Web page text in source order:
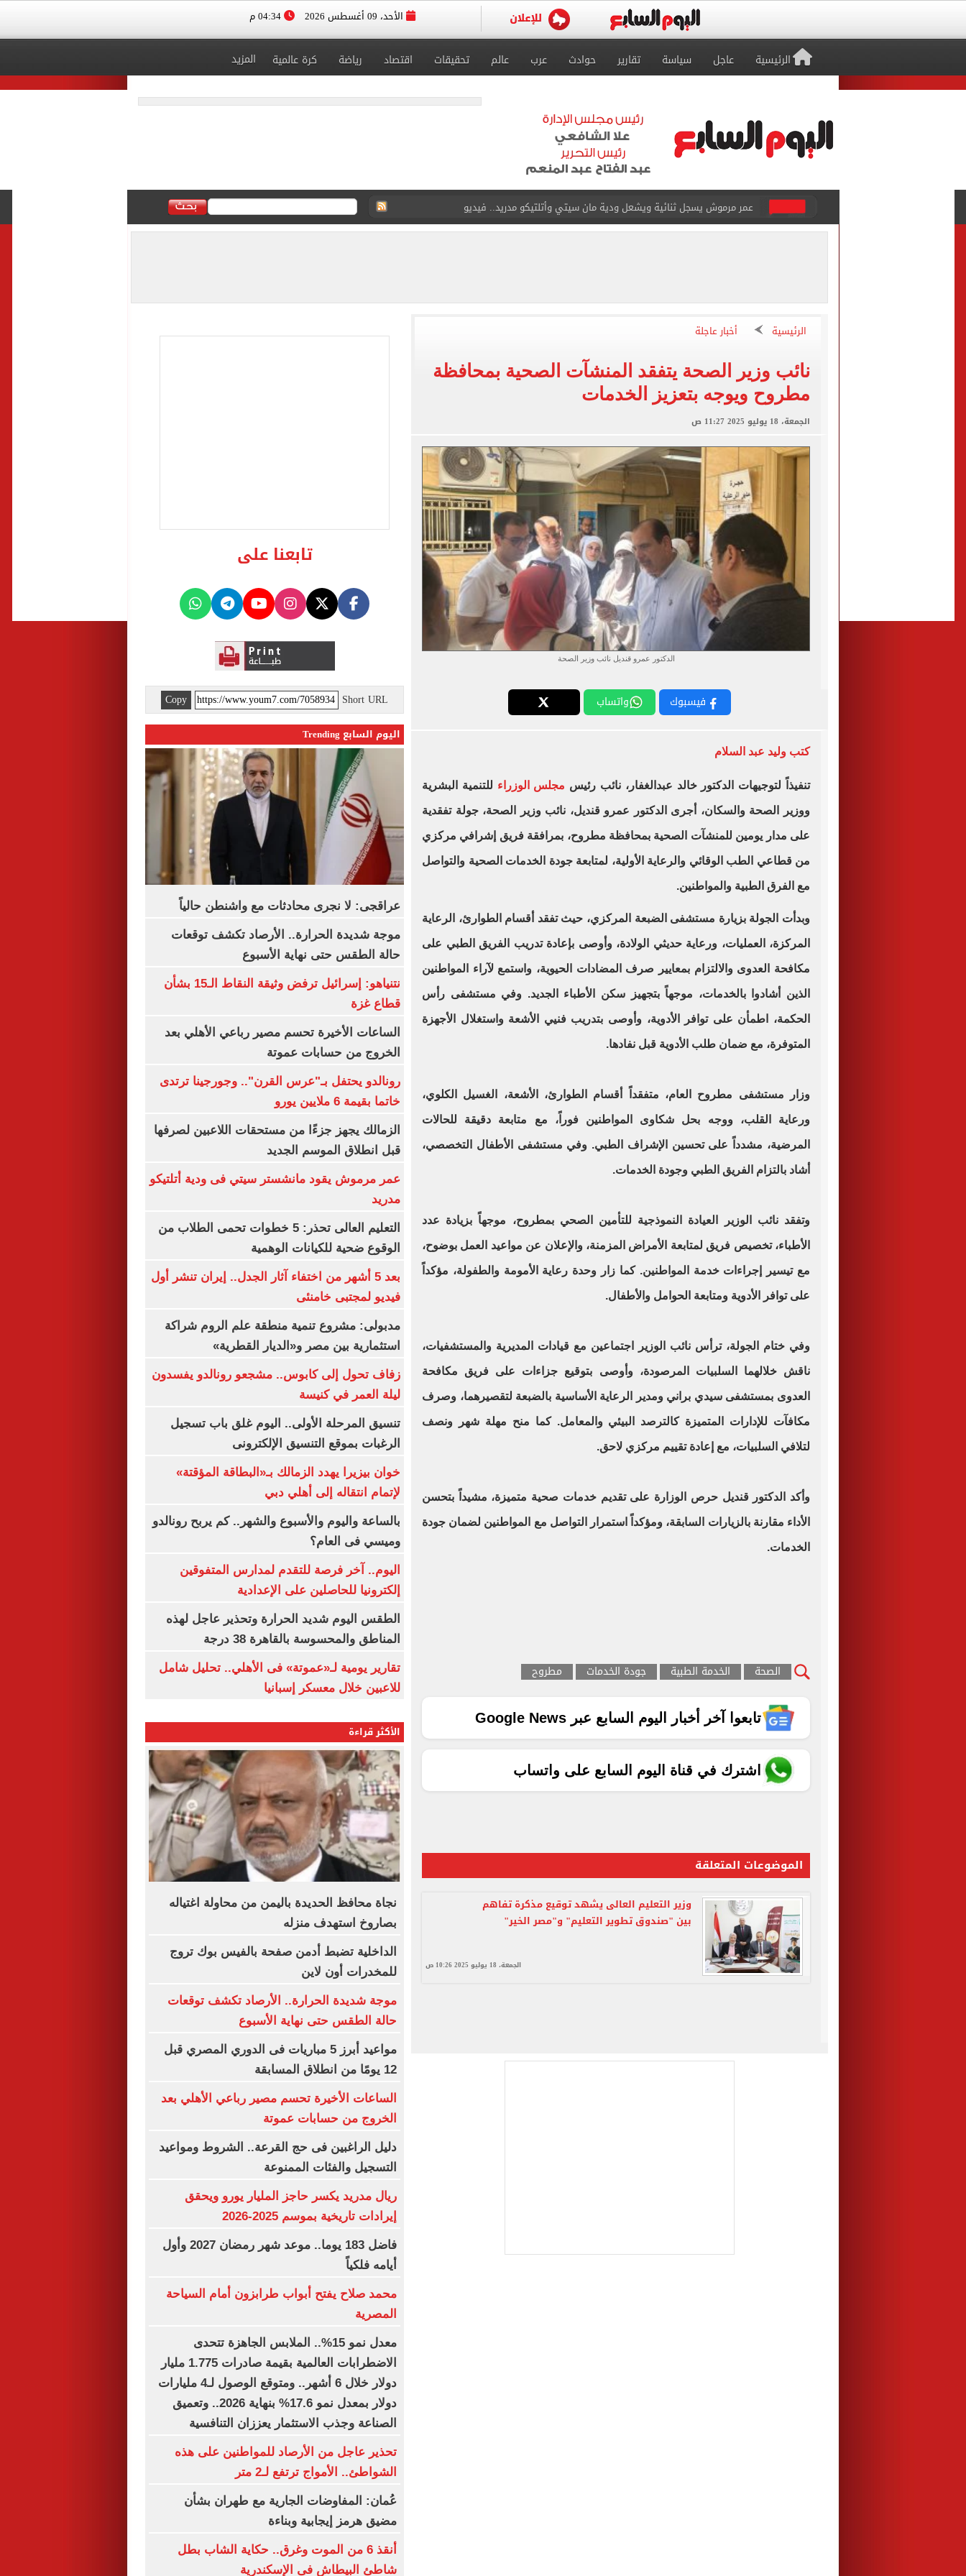
الأحد، 09 أغسطس 2026
الرئيسية عاجل سياسة تقارير حوادث عرب عالم تحقيقات اقتصاد رياضة كرة عالمية المزيد
موجة شديدة الحرارة.. الأرصاد تكشف توقعات حالة الطقس حتى نهاية الأسبوع
عراقجى: لا نجرى محادثات مع واشنطن حالياً
نتنياهو: إسرائيل ترفض وثيقة النقاط الـ15 بشأن قطاع غزة
عمر مرموش يقود مان سيتي لاكتساح أتلتيكو مدريد بثلاثية وديًا.. فيديو
شبكة بريطانية عن محمد صلاح: «من أفضل لاعبي أفريقيا عبر التاريخ»
عمر مرموش يسجل ثنائية ويشعل ودية مان سيتي وأتلتيكو مدريد.. فيديو
الرئيسية أخبار عاجلة
نائب وزير الصحة يتفقد المنشآت الصحية بمحافظة
مطروح ويوجه بتعزيز الخدمات
الجمعة، 18 يوليو 2025 11:27 ص
الدكتور عمرو قنديل نائب وزير الصحة
فيسبوك واتساب
كتب وليد عبد السلام
‎تنفيذاً لتوجيهات الدكتور خالد عبدالغفار، نائب رئيس مجلس الوزراء للتنمية البشرية
ووزير الصحة والسكان، أجرى الدكتور عمرو قنديل، نائب وزير الصحة، جولة تفقدية
على مدار يومين للمنشآت الصحية بمحافظة مطروح، بمرافقة فريق إشرافي مركزي
من قطاعي الطب الوقائي والرعاية الأولية، لمتابعة جودة الخدمات الصحية والتواصل
مع الفرق الطبية والمواطنين.
وبدأت الجولة بزيارة مستشفى الضبعة المركزي، حيث تفقد أقسام الطوارئ، الرعاية
المركزة، العمليات، ورعاية حديثي الولادة، وأوصى بإعادة تدريب الفريق الطبي على
مكافحة العدوى والالتزام بمعايير صرف المضادات الحيوية، واستمع لآراء المواطنين
الذين أشادوا بالخدمات، موجهاً بتجهيز سكن الأطباء الجديد. وفي مستشفى رأس
الحكمة، اطمأن على توافر الأدوية، وأوصى بتدريب فنيي الأشعة واستغلال الأجهزة
المتوفرة، مع ضمان طلب الأدوية قبل نفادها.
وزار مستشفى مطروح العام، متفقداً أقسام الطوارئ، الأشعة، الغسيل الكلوي،
ورعاية القلب، ووجه بحل شكاوى المواطنين فوراً، مع متابعة دقيقة للحالات
المرضية، مشدداً على تحسين الإشراف الطبي. وفي مستشفى الأطفال التخصصي،
أشاد بالتزام الفريق الطبي وجودة الخدمات.
وتفقد نائب الوزير العيادة النموذجية للتأمين الصحي بمطروح، موجهاً بزيادة عدد
الأطباء، تخصيص فريق لمتابعة الأمراض المزمنة، والإعلان عن مواعيد العمل بوضوح،
مع تيسير إجراءات خدمة المواطنين. كما زار وحدة رعاية الأمومة والطفولة، مؤكداً
على توافر الأدوية ومتابعة الحوامل والأطفال.
وفي ختام الجولة، ترأس نائب الوزير اجتماعين مع قيادات المديرية والمستشفيات،
ناقش خلالهما السلبيات المرصودة، وأوصى بتوقيع جزاءات على فريق مكافحة
العدوى بمستشفى سيدي براني ومدير الرعاية الأساسية بالضبعة لتقصيرهما، وصرف
مكافآت للإدارات المتميزة كالترصد البيئي والمعامل. كما منح مهلة شهر ونصف
لتلافي السلبيات، مع إعادة تقييم مركزي لاحق.
وأكد الدكتور قنديل حرص الوزارة على تقديم خدمات صحية متميزة، مشيداً بتحسن
الأداء مقارنة بالزيارات السابقة، ومؤكداً استمرار التواصل مع المواطنين لضمان جودة
الخدمات.
الصحة الخدمة الطبية جودة الخدمات مطروح
تابعوا آخر أخبار اليوم السابع عبر Google News
اشترك في قناة اليوم السابع على واتساب
الموضوعات المتعلقة
وزير التعليم العالى يشهد توقيع مذكرة تفاهم
بين "صندوق تطوير التعليم" و"مصر الخير"
الجمعة، 18 يوليو 2025 10:26 ص
تابعنا على
Short URL
Copy
اليوم السابع Trending
عراقجى: لا نجرى محادثات مع واشنطن حالياً
موجة شديدة الحرارة.. الأرصاد تكشف توقعات
حالة الطقس حتى نهاية الأسبوع
نتنياهو: إسرائيل ترفض وثيقة النقاط الـ15 بشأن
قطاع غزة
الساعات الأخيرة تحسم مصير رباعي الأهلي بعد
الخروج من حسابات عموتة
رونالدو يحتفل بـ"عرس القرن".. وجورجينا ترتدى
خاتما بقيمة 6 ملايين يورو
الزمالك يجهز جزءًا من مستحقات اللاعبين لصرفها
قبل انطلاق الموسم الجديد
عمر مرموش يقود مانشستر سيتي فى ودية أتلتيكو
مدريد
التعليم العالى تحذر: 5 خطوات تحمى الطلاب من
الوقوع ضحية للكيانات الوهمية
بعد 5 أشهر من اختفاء آثار الجدل.. إيران تنشر أول
فيديو لمجتبى خامنئى
مدبولى: مشروع تنمية منطقة علم الروم شراكة
استثمارية بين مصر و«الديار القطرية»
زفاف تحول إلى كابوس.. مشجعو رونالدو يفسدون
ليلة العمر في كنيسة
تنسيق المرحلة الأولى.. اليوم غلق باب تسجيل
الرغبات بموقع التنسيق الإلكترونى
خوان بيزيرا يهدد الزمالك بـ«البطاقة المؤقتة»
لإتمام انتقاله إلى أهلي دبي
بالساعة واليوم والأسبوع والشهر.. كم يربح رونالدو
وميسي فى العام؟
اليوم.. آخر فرصة للتقدم لمدارس المتفوقين
إلكترونيا للحاصلين على الإعدادية
الطقس اليوم شديد الحرارة وتحذير عاجل لهذه
المناطق والمحسوسة بالقاهرة 38 درجة
تقارير يومية لـ«عموتة» فى الأهلي.. تحليل شامل
للاعبين خلال معسكر إسبانيا
الأكثر قراءة
نجاة محافظ الحديدة باليمن من محاولة اغتياله
بصاروخ استهدف منزله
الداخلية تضبط أدمن صفحة بالفيس بوك تروج
للمخدرات أون لاين
موجة شديدة الحرارة.. الأرصاد تكشف توقعات
حالة الطقس حتى نهاية الأسبوع
مواعيد أبرز 5 مباريات فى الدوري المصري قبل
12 يومًا من انطلاق المسابقة
الساعات الأخيرة تحسم مصير رباعي الأهلي بعد
الخروج من حسابات عموتة
دليل الراغبين فى حج القرعة.. الشروط ومواعيد
التسجيل والفئات الممنوعة
ريال مدريد يكسر حاجز المليار يورو ويحقق
إيرادات تاريخية بموسم 2025-2026
فاضل 183 يوما.. موعد شهر رمضان 2027 وأول
أيامه فلكياً
محمد صلاح يفتح أبواب طرابزون أمام السياحة
المصرية
معدل نمو 15%.. الملابس الجاهزة تتحدى
الاضطرابات العالمية بقيمة صادرات 1.775 مليار
دولار خلال 6 أشهر.. ومتوقع الوصول لـ4 مليارات
دولار بمعدل نمو 17.6% بنهاية 2026.. وتعميق
الصناعة وجذب الاستثمار يعززان التنافسية
تحذير عاجل من الأرصاد للمواطنين على هذه
الشواطئ.. الأمواج ترتفع لـ2 متر
عُمان: المفاوضات الجارية مع طهران بشأن
مضيق هرمز إيجابية وبناءة
أنقذ 6 من الموت وغرق.. حكاية الشاب بطل
شاطئ البيطاش فى الإسكندرية